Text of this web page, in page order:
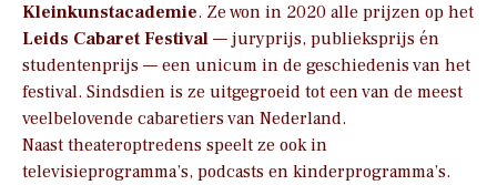
Kleinkunstacademie. Ze won in 2020 alle prijzen op het
Leids Cabaret Festival — juryprijs, publieksprijs én
studentenprijs — een unicum in de geschiedenis van het
festival. Sindsdien is ze uitgegroeid tot een van de meest
veelbelovende cabaretiers van Nederland.
Naast theateroptredens speelt ze ook in
televisieprogramma’s, podcasts en kinderprogramma’s.